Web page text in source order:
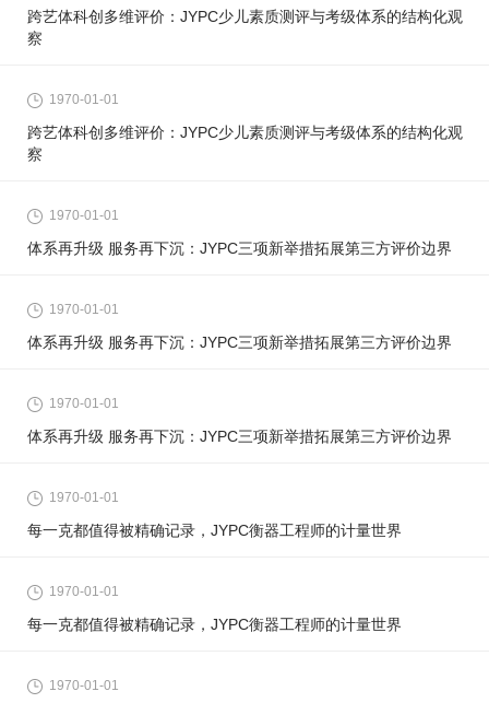
跨艺体科创多维评价：JYPC少儿素质测评与考级体系的结构化观
察
1970-01-01
跨艺体科创多维评价：JYPC少儿素质测评与考级体系的结构化观
察
1970-01-01
体系再升级 服务再下沉：JYPC三项新举措拓展第三方评价边界
1970-01-01
体系再升级 服务再下沉：JYPC三项新举措拓展第三方评价边界
1970-01-01
体系再升级 服务再下沉：JYPC三项新举措拓展第三方评价边界
1970-01-01
每一克都值得被精确记录，JYPC衡器工程师的计量世界
1970-01-01
每一克都值得被精确记录，JYPC衡器工程师的计量世界
1970-01-01